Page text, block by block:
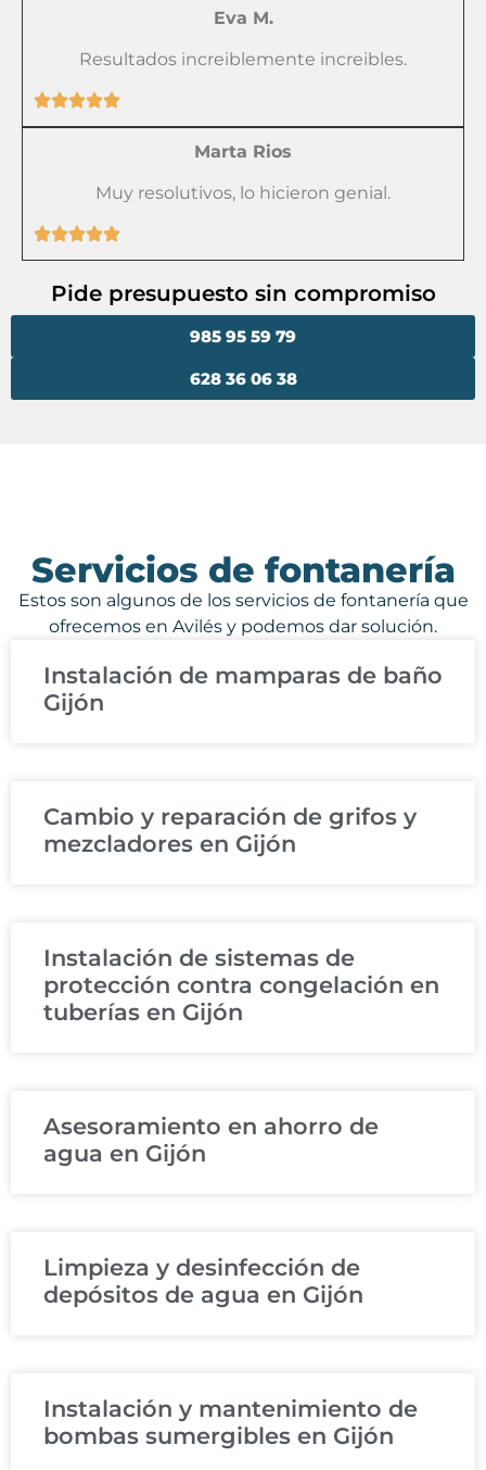
Eva M.
Resultados increiblemente increibles.
Marta Rios
Muy resolutivos, lo hicieron genial.
Pide presupuesto sin compromiso
628 36 06 38
985 95 59 79
Servicios de fontanería
Estos son algunos de los servicios de fontanería que
ofrecemos en Avilés y podemos dar solución.
Instalación de mamparas de baño
Gijón
Cambio y reparación de grifos y
mezcladores en Gijón
Instalación de sistemas de
protección contra congelación en
tuberías en Gijón
Asesoramiento en ahorro de
agua en Gijón
Limpieza y desinfección de
depósitos de agua en Gijón
Instalación y mantenimiento de
bombas sumergibles en Gijón